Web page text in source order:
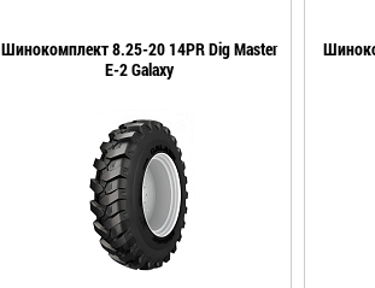
Шинокомплект 8.25-20 14PR Dig Master
E-2 Galaxy